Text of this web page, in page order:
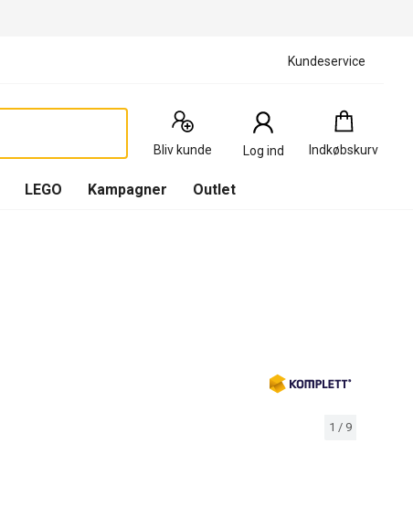
Kundeservice
Bliv kunde Log ind Indkøbskurv
Indkøbskurv
0
Produkter
LEGO Kampagner Outlet
1 / 9